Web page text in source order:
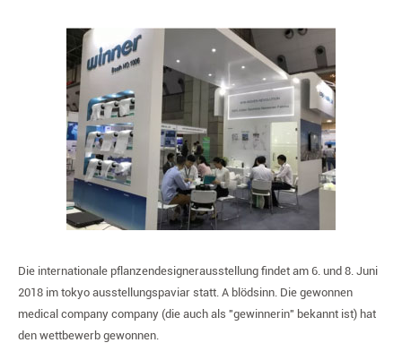
Die internationale pflanzendesignerausstellung findet am 6. und 8. Juni
2018 im tokyo ausstellungspaviar statt. A blödsinn. Die gewonnen
medical company company (die auch als "gewinnerin" bekannt ist) hat
den wettbewerb gewonnen.